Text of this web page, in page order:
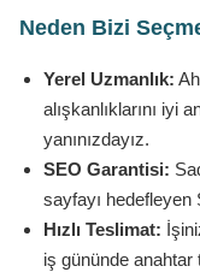
Neden Bizi
Yerel Uzmanlık:
alışkanlıklarını iyi
yanınızdayız.
SEO Garantisi:
sayfayı hedefleyen
Hızlı Teslimat:
iş gününde